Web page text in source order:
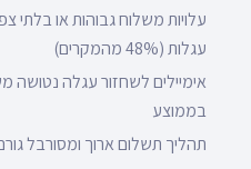
עגלות (48% מהמקרים)
בממוצע
תהליך תשלום ארוך ומסורבל גורם ל-23%